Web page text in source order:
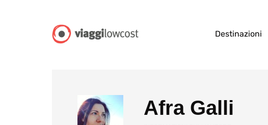
Destinazioni
Afra Galli